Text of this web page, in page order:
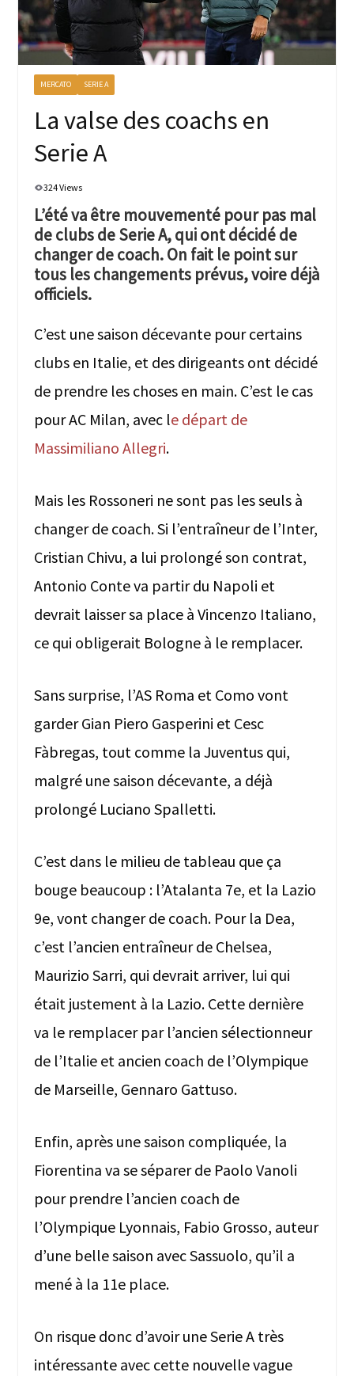
MERCATO SERIE A
La valse des coachs en
Serie A
324 Views
L’été va être mouvementé pour pas mal
de clubs de Serie A, qui ont décidé de
changer de coach. On fait le point sur
tous les changements prévus, voire déjà
officiels.
C’est une saison décevante pour certains
clubs en Italie, et des dirigeants ont décidé
de prendre les choses en main. C’est le cas
pour AC Milan, avec le départ de
Massimiliano Allegri.
Mais les Rossoneri ne sont pas les seuls à
changer de coach. Si l’entraîneur de l’Inter,
Cristian Chivu, a lui prolongé son contrat,
Antonio Conte va partir du Napoli et
devrait laisser sa place à Vincenzo Italiano,
ce qui obligerait Bologne à le remplacer.
Sans surprise, l’AS Roma et Como vont
garder Gian Piero Gasperini et Cesc
Fàbregas, tout comme la Juventus qui,
malgré une saison décevante, a déjà
prolongé Luciano Spalletti.
C’est dans le milieu de tableau que ça
bouge beaucoup : l’Atalanta 7e, et la Lazio
9e, vont changer de coach. Pour la Dea,
c’est l’ancien entraîneur de Chelsea,
Maurizio Sarri, qui devrait arriver, lui qui
était justement à la Lazio. Cette dernière
va le remplacer par l’ancien sélectionneur
de l’Italie et ancien coach de l’Olympique
de Marseille, Gennaro Gattuso.
Enfin, après une saison compliquée, la
Fiorentina va se séparer de Paolo Vanoli
pour prendre l’ancien coach de
l’Olympique Lyonnais, Fabio Grosso, auteur
d’une belle saison avec Sassuolo, qu’il a
mené à la 11e place.
On risque donc d’avoir une Serie A très
intéressante avec cette nouvelle vague